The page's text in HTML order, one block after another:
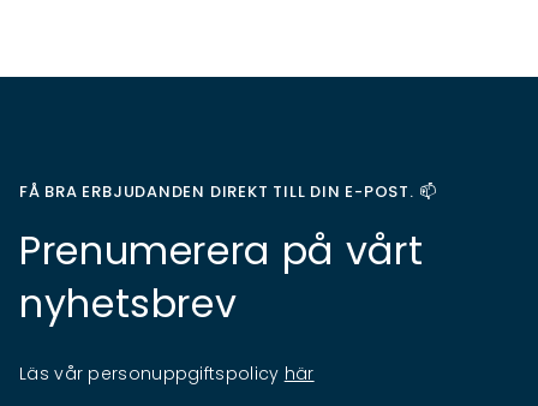
FÅ BRA ERBJUDANDEN DIREKT TILL DIN E-POST. 📫
Prenumerera på vårt
nyhetsbrev
Läs vår personuppgiftspolicy här